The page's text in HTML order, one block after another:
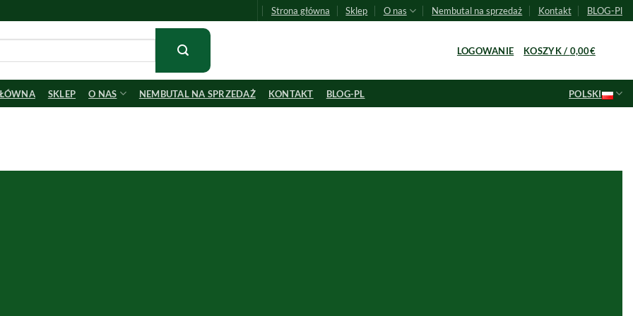
Strona główna Sklep O nas Nembutal na sprzedaż Kontakt BLOG-Pl
LOGOWANIE KOSZYK / 0,00€
SKLEP O NAS NEMBUTAL NA SPRZEDAŻ KONTAKT BLOG-PL POLSKI